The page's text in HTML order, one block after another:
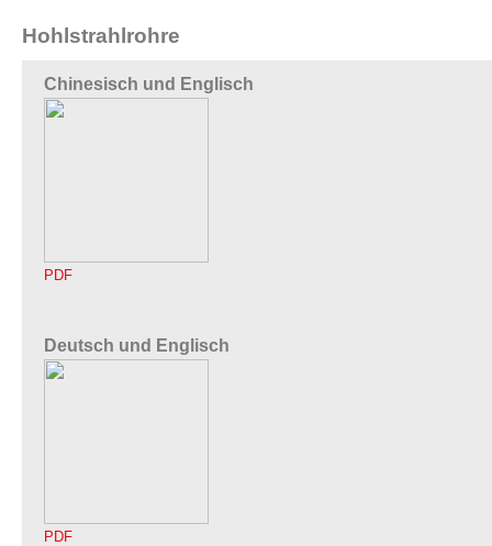
Hohlstrahlrohre
Chinesisch und Englisch
PDF
Deutsch und Englisch
PDF